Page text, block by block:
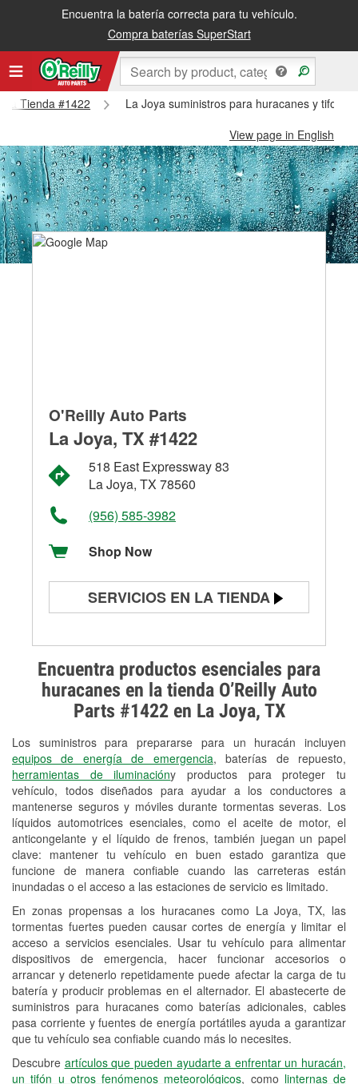
Encuentra la batería correcta para tu vehículo.
Compra baterías SuperStart
Tienda #1422
La Joya suministros para huracanes y
View page in English
Encuentra productos esenciales para
huracanes en la tienda O’Reilly Auto
Parts #1422 en La Joya, TX
Los suministros para prepararse para un huracán incluyen
equipos de energía de emergencia, baterías de repuesto,
herramientas de iluminacióny productos para proteger tu
vehículo, todos diseñados para ayudar a los conductores a
mantenerse seguros y móviles durante tormentas severas. Los
líquidos automotrices esenciales, como el aceite de motor, el
anticongelante y el líquido de frenos, también juegan un papel
clave: mantener tu vehículo en buen estado garantiza que
funcione de manera confiable cuando las carreteras están
inundadas o el acceso a las estaciones de servicio es limitado.
En zonas propensas a los huracanes como La Joya, TX, las
tormentas fuertes pueden causar cortes de energía y limitar el
acceso a servicios esenciales. Usar tu vehículo para alimentar
dispositivos de emergencia, hacer funcionar accesorios o
arrancar y detenerlo repetidamente puede afectar la carga de tu
batería y producir problemas en el alternador. El abastecerte de
suministros para huracanes como baterías adicionales, cables
pasa corriente y fuentes de energía portátiles ayuda a garantizar
que tu vehículo sea confiable cuando más lo necesites.
Descubre artículos que pueden ayudarte a enfrentar un huracán,
un tifón u otros fenómenos meteorológicos, como linternas de
O'Reilly Auto Parts
La Joya, TX #1422
518 East Expressway 83
La Joya, TX 78560
(956) 585-3982
Shop Now
SERVICIOS EN LA TIENDA
Prueba de alternadores y
arrancadores
Revisión de la luz "Check Engine"
Reciclaje de baterías y aceite
Instalación de bombillas de faros
Instalación de limpiaparabrisas
Programa de Préstamo de
Herramientas
Rectificación de tambores y discos de
freno
Hurricane Supplies
Tornado Supplies
Conoce más
Idiomas adicionales
Español